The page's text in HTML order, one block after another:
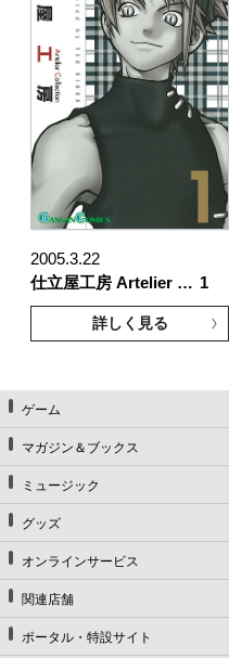
2005.3.22
仕立屋工房 Artelier … 1
詳しく見る
ゲーム
マガジン＆ブックス
ミュージック
グッズ
オンラインサービス
関連店舗
ポータル・特設サイト